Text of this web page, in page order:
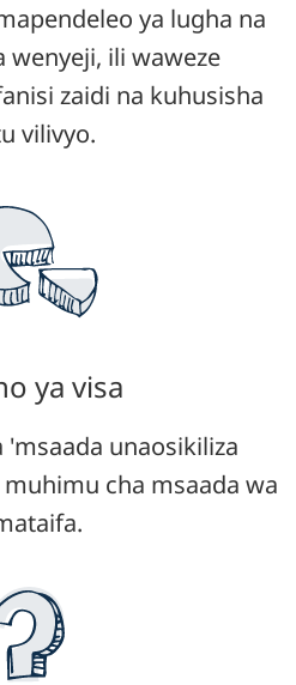
ya lugha na
wenyeji, ili waweze
zaidi na kuhusisha
vilivyo.
ya visa
'msaada unaosikiliza
cha msaada wa